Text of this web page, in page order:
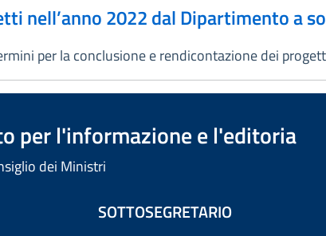
nell’anno 2022 dal Dipartimento a
per la conclusione e rendicontazione dei
per l'informazione e l'editoria
dei Ministri
SOTTOSEGRETARIO